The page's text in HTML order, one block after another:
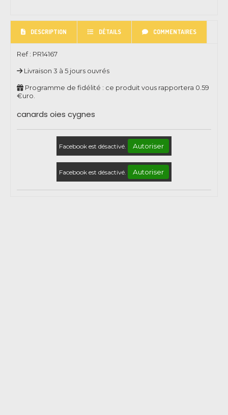
DESCRIPTION DÉTAILS COMMENTAIRES
Ref : PR14167
Livraison 3 à 5 jours ouvrés
Programme de fidélité : ce produit vous rapportera 0.59
€uro.
canards oies cygnes
Facebook est désactivé. Autoriser
Facebook est désactivé. Autoriser